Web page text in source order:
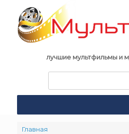
content
лучшие мультфильмы и
поиска:
Главная